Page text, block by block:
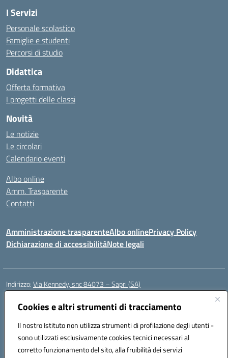
Cookies e altri strumenti di tracciamento
Il nostro Istituto non utilizza strumenti di profilazione degli utenti -
sono utilizzati esclusivamente cookies tecnici necessari al
corretto funzionamento del sito, alla fruibilità dei servizi
I Servizi
Personale scolastico
Famiglie e studenti
Percorsi di studio
Didattica
Offerta formativa
I progetti delle classi
Novità
Le notizie
Le circolari
Calendario eventi
Albo online
Amm. Trasparente
Contatti
Amministrazione trasparenteAlbo onlinePrivacy Policy
Dichiarazione di accessibilitàNote legali
Indirizzo:Via Kennedy, snc 84073 – Sapri (SA)
Centralino:
Posta elettronica certificata (PEC):saic878008@pec.istruzione.it
Codice fiscale: 84002700650
Codice meccanografico:SAIC878008
Codice Indice delle Pubbliche Amministrazioni (IPA): istsc_saic878008